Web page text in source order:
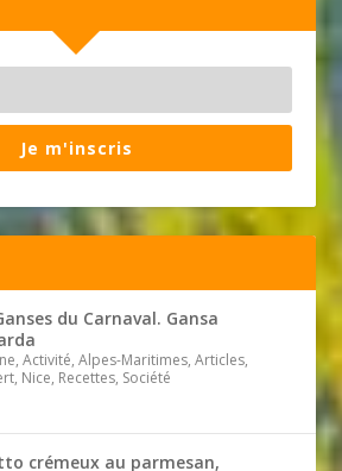
Je m'inscris
du Carnaval. Gansa
Activité, Alpes-Maritimes, Articles,
Nice, Recettes, Société
crémeux au parmesan,